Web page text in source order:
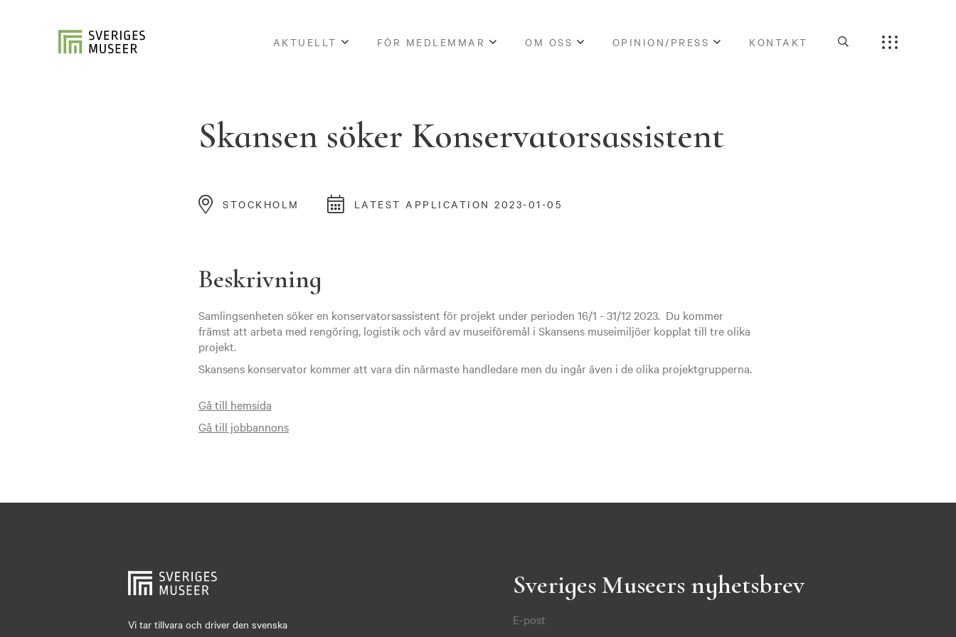
AKTUELLT FÖR MEDLEMMAR OM OSS OPINION/PRESS KONTAKT
Skansen söker Konservatorsassistent
STOCKHOLM LATEST APPLICATION 2023-01-05
Beskrivning
Samlingsenheten söker en konservatorsassistent för projekt under perioden 16/1 - 31/12 2023. Du kommer
främst att arbeta med rengöring, logistik och vård av museiföremål i Skansens museimiljöer kopplat till tre olika
projekt.
Skansens konservator kommer att vara din närmaste handledare men du ingår även i de olika projektgrupperna.
Gå till hemsida
Gå till jobbannons
Vi tar tillvara och driver den svenska
Sveriges Museers nyhetsbrev
E-post